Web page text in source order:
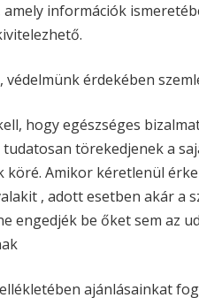
információk
védelmünk érdekében
hogy egészséges
törekedjenek a
köré. Amikor kéretlenül
, adott esetben akár a
engedjék be őket sem az
ajánlásainkat